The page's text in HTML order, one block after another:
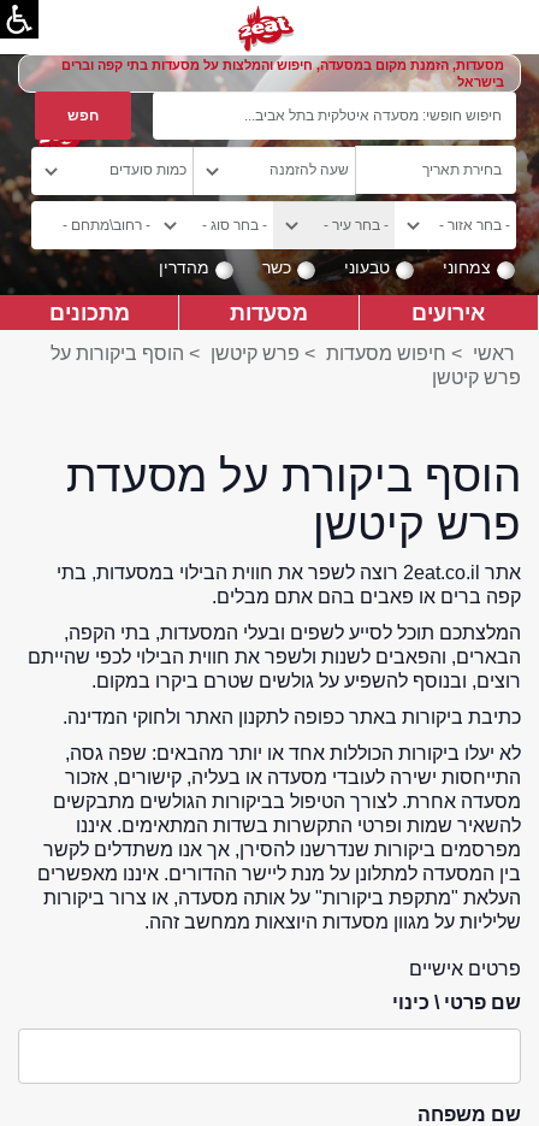
מסעדות, הזמנת מקום במסעדה, חיפוש והמלצות על מסעדות בתי קפה וברים
בישראל
צמחוני טבעוני כשר מהדרין
אירועים מסעדות מתכונים
ראשי > חיפוש מסעדות > פרש קיטשן > הוסף ביקורות על
פרש קיטשן
הוסף ביקורת על מסעדת
פרש קיטשן
אתר 2eat.co.il רוצה לשפר את חווית הבילוי במסעדות, בתי
קפה ברים או פאבים בהם אתם מבלים.
המלצתכם תוכל לסייע לשפים ובעלי המסעדות, בתי הקפה,
הבארים, והפאבים לשנות ולשפר את חווית הבילוי לכפי שהייתם
רוצים, ובנוסף להשפיע על גולשים שטרם ביקרו במקום.
כתיבת ביקורות באתר כפופה לתקנון האתר ולחוקי המדינה.
לא יעלו ביקורות הכוללות אחד או יותר מהבאים: שפה גסה,
התייחסות ישירה לעובדי מסעדה או בעליה, קישורים, אזכור
מסעדה אחרת. לצורך הטיפול בביקורות הגולשים מתבקשים
להשאיר שמות ופרטי התקשרות בשדות המתאימים. איננו
מפרסמים ביקורות שנדרשנו להסירן, אך אנו משתדלים לקשר
בין המסעדה למתלונן על מנת ליישר ההדורים. איננו מאפשרים
העלאת "מתקפת ביקורות" על אותה מסעדה, או צרור ביקורות
שליליות על מגוון מסעדות היוצאות ממחשב זהה.
פרטים אישיים
שם פרטי \ כינוי
שם משפחה